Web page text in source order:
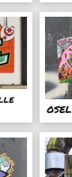
OSEL